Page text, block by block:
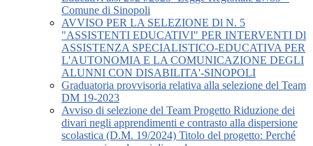
Comune di Sinopoli
AVVISO PER LA SELEZIONE Dl N. 5
"ASSISTENTI EDUCATIVI" PER INTERVENTI Dl
ASSISTENZA SPECIALISTICO-EDUCATIVA PER
L'AUTONOMIA E LA COMUNICAZIONE DEGLI
ALUNNI CON DISABILITA'-SINOPOLI
Graduatoria provvisoria relativa alla selezione del Team
DM 19-2023
Avviso di selezione del Team Progetto Riduzione dei
divari negli apprendimenti e contrasto alla dispersione
scolastica (D.M. 19/2024) Titolo del progetto: Perché